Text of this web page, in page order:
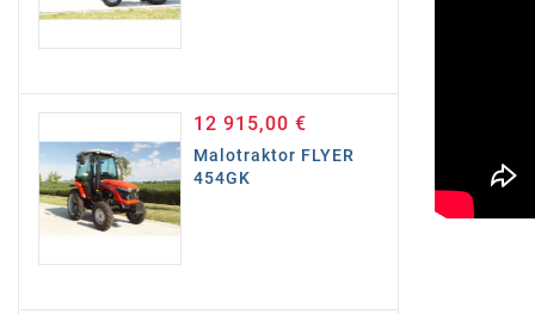
12 915,00 €Cena
Malotraktor FLYER
454GK